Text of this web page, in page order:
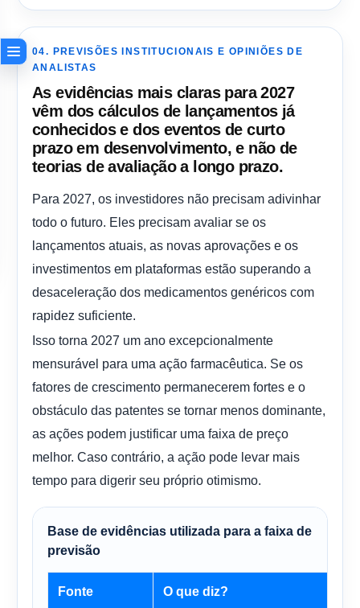
04. PREVISÕES INSTITUCIONAIS E OPINIÕES DE
ANALISTAS
As evidências mais claras para 2027
vêm dos cálculos de lançamentos já
conhecidos e dos eventos de curto
prazo em desenvolvimento, e não de
teorias de avaliação a longo prazo.
Para 2027, os investidores não precisam adivinhar
todo o futuro. Eles precisam avaliar se os
lançamentos atuais, as novas aprovações e os
investimentos em plataformas estão superando a
desaceleração dos medicamentos genéricos com
rapidez suficiente.
Isso torna 2027 um ano excepcionalmente
mensurável para uma ação farmacêutica. Se os
fatores de crescimento permanecerem fortes e o
obstáculo das patentes se tornar menos dominante,
as ações podem justificar uma faixa de preço
melhor. Caso contrário, a ação pode levar mais
tempo para digerir seu próprio otimismo.
Base de evidências utilizada para a faixa de
previsão
Fonte O que diz?